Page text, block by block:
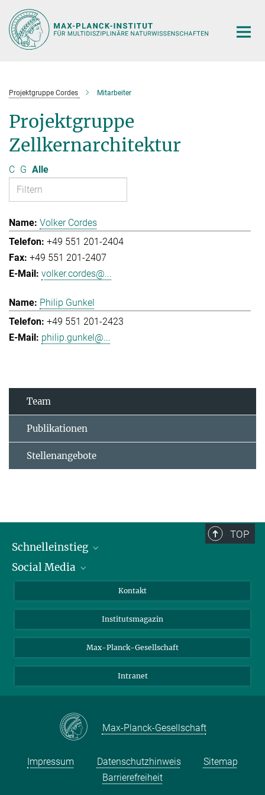
Hauptinhalt
Projektgruppe Cordes Mitarbeiter
Projektgruppe
Zellkernarchitektur
C G Alle
Volker Cordes
+49 551 201-2404
+49 551 201-2407
volker.cordes@...
Philip Gunkel
+49 551 201-2423
philip.gunkel@...
Team
Publikationen
Stellenangebote
TOP
Schnelleinstieg
Alumni
Fördernde
Schulen
Studierende
Social Media
Bluesky
Facebook
YouTube
Kontakt
Institutsmagazin
Max-Planck-Gesellschaft
Intranet
Max-Planck-Gesellschaft
Impressum Datenschutzhinweis
Sitemap
Barrierefreiheit